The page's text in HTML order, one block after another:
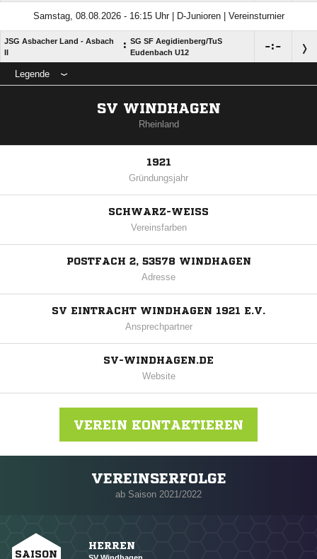
Samstag, 08.08.2026 - 16:15 Uhr | D-Junioren | Vereinsturnier
JSG Asbacher Land - Asbach
II
: SG SF Aegidienberg/​TuS
Eudenbach U12
:
Legende
SV WINDHAGEN
Rheinland
1921
Gründungsjahr
SCHWARZ-WEISS
Vereinsfarben
POSTFACH 2, 53578 WINDHAGEN
Adresse
SV EINTRACHT WINDHAGEN 1921 E.V.
Ansprechpartner
SV-WINDHAGEN.DE
Website
VEREIN KONTAKTIEREN
Nachricht an SV Windhagen
VEREINSERFOLGE
ab Saison 2021/2022
SAISON
HERREN